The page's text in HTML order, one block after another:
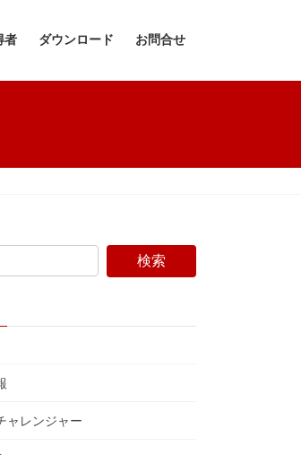
者 ダウンロード お問合せ
ャレンジャー